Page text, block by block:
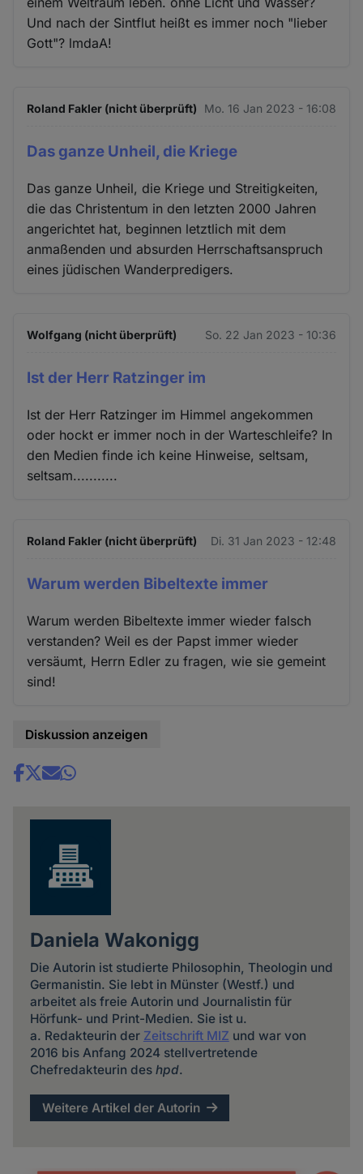
Und nach der Sintflut heißt es immer noch "lieber
Gott"? lmdaA!
Roland Fakler (nicht überprüft) Mo. 16 Jan 2023 - 16:08
Das ganze Unheil, die Kriege
Das ganze Unheil, die Kriege und Streitigkeiten,
die das Christentum in den letzten 2000 Jahren
angerichtet hat, beginnen letztlich mit dem
anmaßenden und absurden Herrschaftsanspruch
eines jüdischen Wanderpredigers.
Wolfgang (nicht überprüft) So. 22 Jan 2023 - 10:36
Ist der Herr Ratzinger im
Ist der Herr Ratzinger im Himmel angekommen
oder hockt er immer noch in der Warteschleife? In
den Medien finde ich keine Hinweise, seltsam,
seltsam...........
Roland Fakler (nicht überprüft) Di. 31 Jan 2023 - 12:48
Warum werden Bibeltexte immer
Warum werden Bibeltexte immer wieder falsch
verstanden? Weil es der Papst immer wieder
versäumt, Herrn Edler zu fragen, wie sie gemeint
sind!
Diskussion anzeigen
Share
Daniela Wakonigg
Die Autorin ist studierte Philosophin, Theologin und
Germanistin. Sie lebt in Münster (Westf.) und
arbeitet als freie Autorin und Journalistin für
Hörfunk- und Print-Medien. Sie ist u.
a. Redakteurin der Zeitschrift MIZ und war von
2016 bis Anfang 2024 stellvertretende
Chefredakteurin des hpd.
Weitere Artikel der Autorin